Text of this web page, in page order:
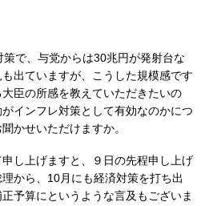
で、与党からは30兆円が発射台な
出ていますが、こうした規模感です
臣の所感を教えていただきたいの
インフレ対策として有効なのかにつ
かせいただけますか。
し上げますと、９日の先程申し上げ
から、10月にも経済対策を打ち出
予算にというような言及もございま